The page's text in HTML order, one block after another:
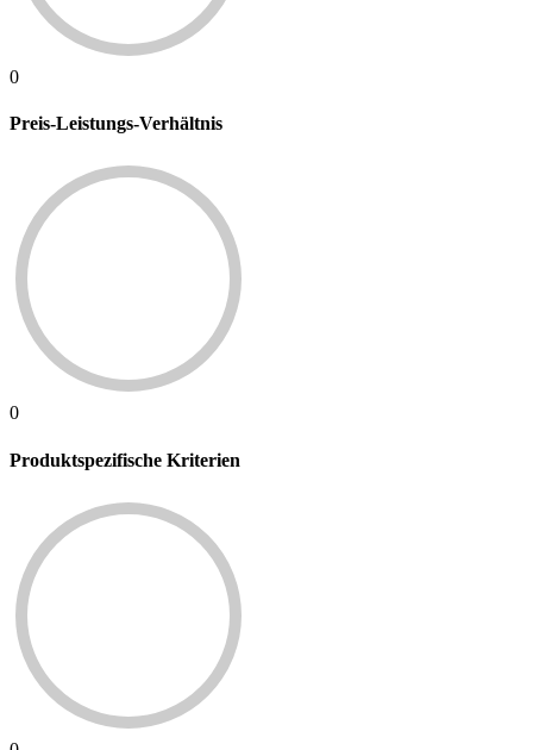
0
Preis-Leistungs-Verhältnis
0
Produktspezifische Kriterien